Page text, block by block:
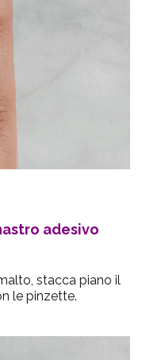
adesivo
stacca piano il
le pinzette.